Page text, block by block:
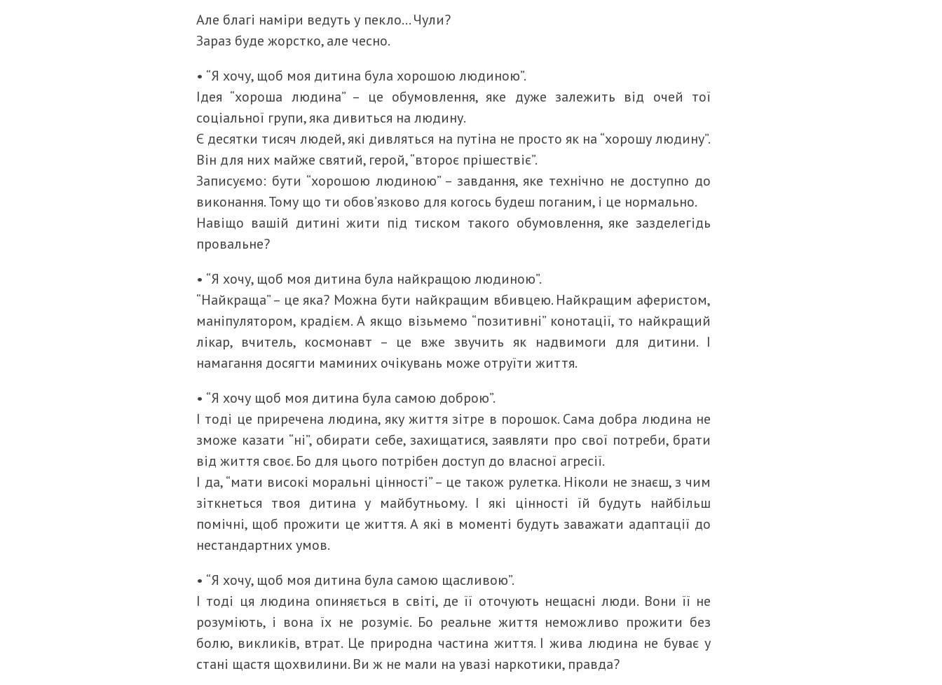
Але благі наміри ведуть у пекло… Чули?
Зараз буде жорстко, але чесно.
• “Я хочу, щоб моя дитина була хорошою людиною”.
Ідея “хороша людина” – це обумовлення, яке дуже залежить від очей тої
соціальної групи, яка дивиться на людину.
Є десятки тисяч людей, які дивляться на путіна не просто як на “хорошу людину”.
Він для них майже святий, герой, “второє прішествіє”.
Записуємо: бути “хорошою людиною” – завдання, яке технічно не доступно до
виконання. Тому що ти обов’язково для когось будеш поганим, і це нормально.
Навіщо вашій дитині жити під тиском такого обумовлення, яке зазделегідь
провальне?
• “Я хочу, щоб моя дитина була найкращою людиною”.
“Найкраща” – це яка? Можна бути найкращим вбивцею. Найкращим аферистом,
маніпулятором, крадієм. А якщо візьмемо “позитивні” конотації, то найкращий
лікар, вчитель, космонавт – це вже звучить як надвимоги для дитини. І
намагання досягти маминих очікувань може отруїти життя.
• “Я хочу щоб моя дитина була самою доброю”.
І тоді це приречена людина, яку життя зітре в порошок. Сама добра людина не
зможе казати “ні”, обирати себе, захищатися, заявляти про свої потреби, брати
від життя своє. Бо для цього потрібен доступ до власної агресії.
І да, “мати високі моральні цінності” – це також рулетка. Ніколи не знаєш, з чим
зіткнеться твоя дитина у майбутньому. І які цінності їй будуть найбільш
помічні, щоб прожити це життя. А які в моменті будуть заважати адаптації до
нестандартних умов.
• “Я хочу, щоб моя дитина була самою щасливою”.
І тоді ця людина опиняється в світі, де її оточують нещасні люди. Вони її не
розуміють, і вона їх не розуміє. Бо реальне життя неможливо прожити без
болю, викликів, втрат. Це природна частина життя. І жива людина не буває у
стані щастя щохвилини. Ви ж не мали на увазі наркотики, правда?